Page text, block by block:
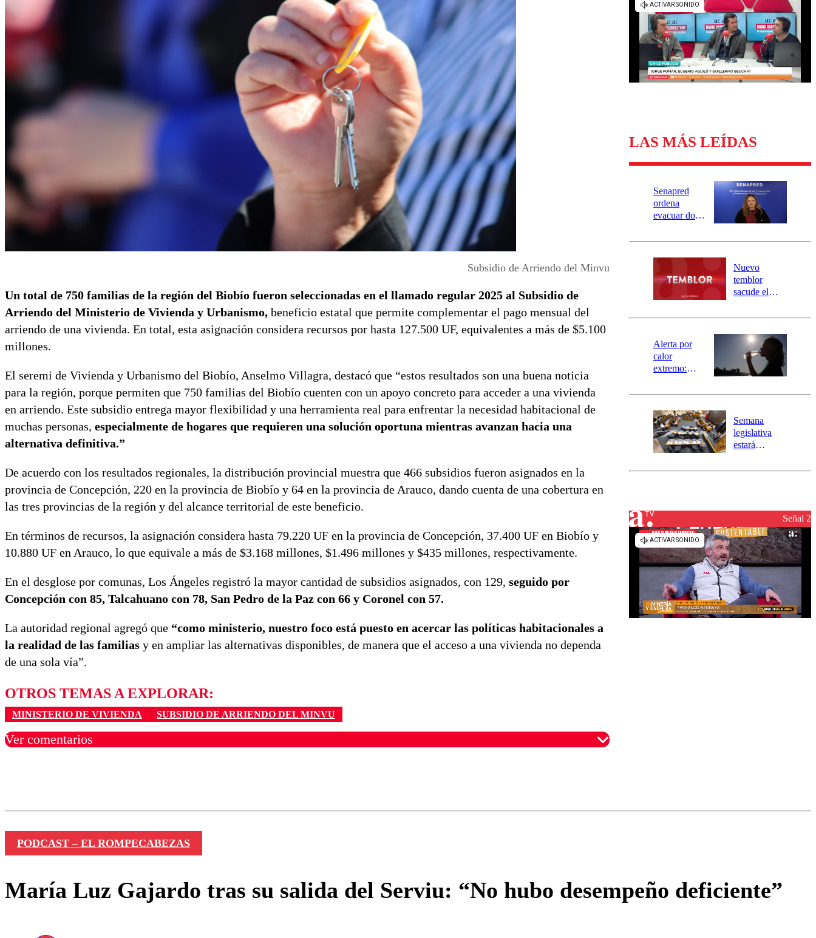
Universidad de Chile
Sustentabilidad
Subsidio de Arriendo del Minvu
Un total de 750 familias de la región del Biobío fueron seleccionadas en el llamado regular 2025 al Subsidio de
Arriendo del Ministerio de Vivienda y Urbanismo, beneficio estatal que permite complementar el pago mensual del
arriendo de una vivienda. En total, esta asignación considera recursos por hasta 127.500 UF, equivalentes a más de $5.100
millones.
El seremi de Vivienda y Urbanismo del Biobío, Anselmo Villagra, destacó que “estos resultados son una buena noticia
para la región, porque permiten que 750 familias del Biobío cuenten con un apoyo concreto para acceder a una vivienda
en arriendo. Este subsidio entrega mayor flexibilidad y una herramienta real para enfrentar la necesidad habitacional de
muchas personas, especialmente de hogares que requieren una solución oportuna mientras avanzan hacia una
alternativa definitiva.”
De acuerdo con los resultados regionales, la distribución provincial muestra que 466 subsidios fueron asignados en la
provincia de Concepción, 220 en la provincia de Biobío y 64 en la provincia de Arauco, dando cuenta de una cobertura en
las tres provincias de la región y del alcance territorial de este beneficio.
En términos de recursos, la asignación considera hasta 79.220 UF en la provincia de Concepción, 37.400 UF en Biobío y
10.880 UF en Arauco, lo que equivale a más de $3.168 millones, $1.496 millones y $435 millones, respectivamente.
En el desglose por comunas, Los Ángeles registró la mayor cantidad de subsidios asignados, con 129, seguido por
Concepción con 85, Talcahuano con 78, San Pedro de la Paz con 66 y Coronel con 57.
La autoridad regional agregó que “como ministerio, nuestro foco está puesto en acercar las políticas habitacionales a
la realidad de las familias y en ampliar las alternativas disponibles, de manera que el acceso a una vivienda no dependa
de una sola vía”.
OTROS TEMAS A EXPLORAR:
MINISTERIO DE VIVIENDA SUBSIDIO DE ARRIENDO DEL MINVU
Ver comentarios
LAS MÁS LEÍDAS
Senapred
ordena
evacuar dos
Carahue por
río Damas:
activa
mensajería
SAE
Nuevo
temblor
sacude el
revisa la
epicentro
Alerta por
calor
extremo:
activa Alerta
Preventiva en
tres comunas
Semana
legislativa
estará
el fin de la
reconstrucciónSeñal 2
PODCAST – EL ROMPECABEZAS
María Luz Gajardo tras su salida del Serviu: “No hubo desempeño deficiente”